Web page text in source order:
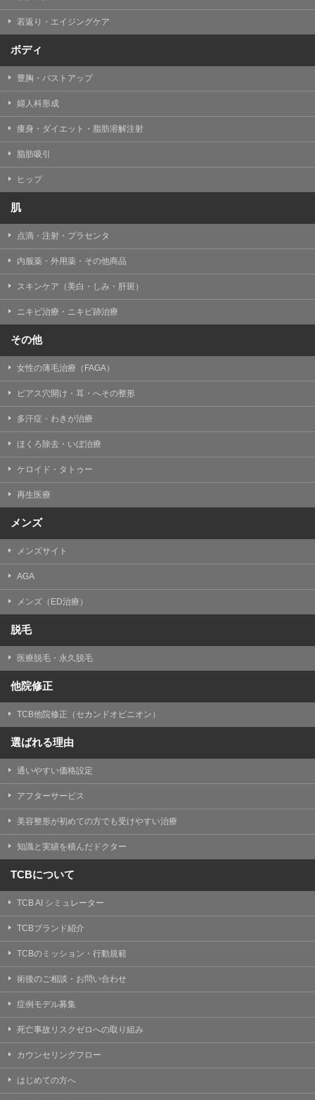
若返り・エイジングケア
ボディ
豊胸・バストアップ
婦人科形成
痩身・ダイエット・脂肪溶解注射
脂肪吸引
ヒップ
肌
点滴・注射・プラセンタ
内服薬・外用薬・その他商品
スキンケア（美白・しみ・肝斑）
ニキビ治療・ニキビ跡治療
その他
女性の薄毛治療（FAGA）
ピアス穴開け・耳・へその整形
多汗症・わきが治療
ほくろ除去・いぼ治療
ケロイド・タトゥー
再生医療
メンズ
メンズサイト
AGA
メンズ（ED治療）
脱毛
医療脱毛・永久脱毛
他院修正
TCB他院修正（セカンドオピニオン）
選ばれる理由
通いやすい価格設定
アフターサービス
美容整形が初めての方でも受けやすい治療
知識と実績を積んだドクター
TCBについて
TCB AI シミュレーター
TCBブランド紹介
TCBのミッション・行動規範
術後のご相談・お問い合わせ
症例モデル募集
死亡事故リスクゼロへの取り組み
カウンセリングフロー
はじめての方へ